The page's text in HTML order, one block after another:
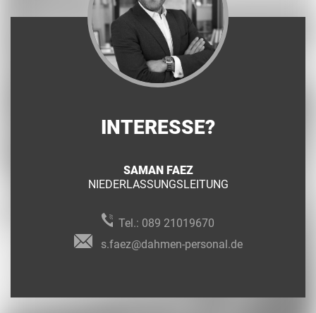
INTERESSE?
SAMAN FAEZ
NIEDERLASSUNGSLEITUNG
Tel.: 089 21019670
s.faez@dahmen-personal.de